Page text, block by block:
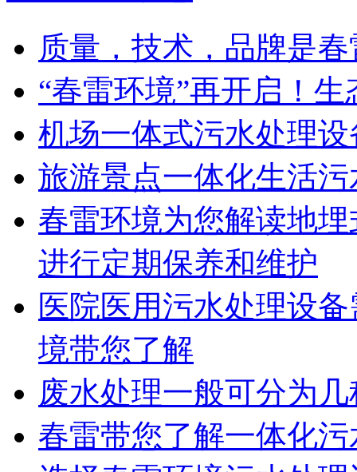
质量，技术，品牌是
“春雷环境”再开启！
机场一体式污水处理
旅游景点一体化生活
春雷环境为您解读地
进行定期保养和维护
医院医用污水处理设
境带您了解
废水处理一般可分为
春雷带您了解一体化